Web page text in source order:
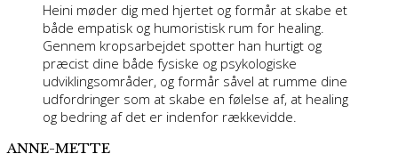
Heini møder dig med hjertet og formår at skabe et
både empatisk og humoristisk rum for healing.
Gennem kropsarbejdet spotter han hurtigt og
præcist dine både fysiske og psykologiske
udviklingsområder, og formår såvel at rumme dine
udfordringer som at skabe en følelse af, at healing
og bedring af det er indenfor rækkevidde.
ANNE-METTE